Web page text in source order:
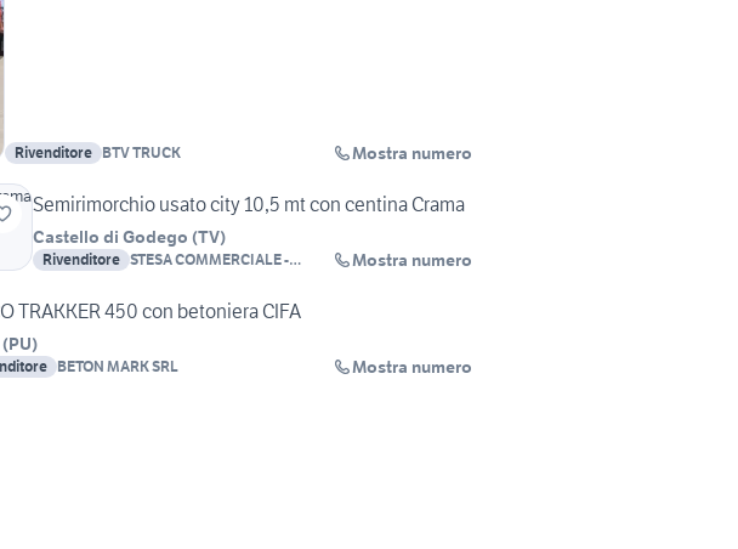
Rivenditore BTV TRUCK Mostra numero
Semirimorchio usato city 10,5 mt con centina Crama
Castello di Godego (TV)
Rivenditore STESA COMMERCIALE -
Mostra numero
TRAKKER 450 con betoniera CIFA
(PU)
BETON MARK SRL Mostra numero